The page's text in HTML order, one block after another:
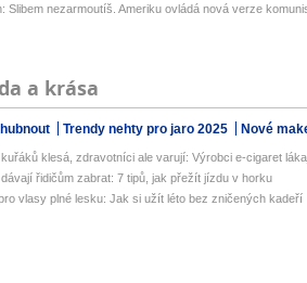
Slibem nezarmoutíš. Ameriku ovládá nová verze
a krása
Trendy nehty pro jaro 2025 Nové
kuřáků klesá, zdravotníci ale varují: Výrobci e-cigaret
dávají řidičům zabrat: 7 tipů, jak přežít jízdu v horku
vlasy plné lesku: Jak si užít léto bez zničených kadeří